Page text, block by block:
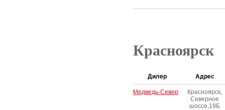
Красноярск
Дилер Адрес
Медведь-Север
Красноярск,
Северное
шоссе,19Б